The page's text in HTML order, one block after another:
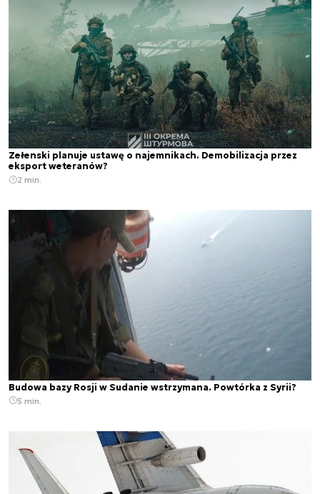
Zełenski planuje ustawę o najemnikach. Demobilizacja przez
eksport weteranów?
2 min.
Budowa bazy Rosji w Sudanie wstrzymana. Powtórka z Syrii?
5 min.